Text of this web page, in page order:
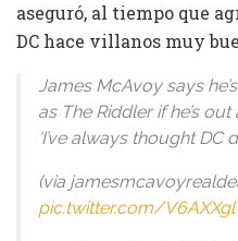
aseguró, al tiempo que
DC hace villanos muy
James McAvoy says
as The Riddler if he’s
‘I’ve always thought
(via
pic.twitter.com/